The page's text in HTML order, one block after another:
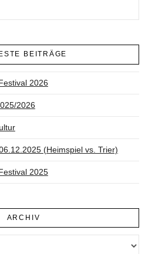
BEITRÄGE
2026
2026
(Heimspiel vs. Trier)
2025
ARCHIV